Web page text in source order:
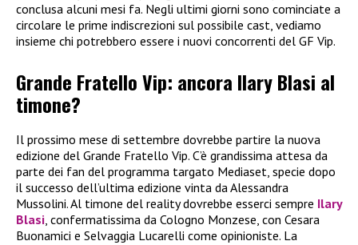
conclusa alcuni mesi fa. Negli ultimi giorni sono cominciate a
circolare le prime indiscrezioni sul possibile cast, vediamo
insieme chi potrebbero essere i nuovi concorrenti del GF Vip.
Grande Fratello Vip: ancora Ilary Blasi al
timone?
Il prossimo mese di settembre dovrebbe partire la nuova
edizione del Grande Fratello Vip. C’è grandissima attesa da
parte dei fan del programma targato Mediaset, specie dopo
il successo dell’ultima edizione vinta da Alessandra
Mussolini. Al timone del reality dovrebbe esserci sempre Ilary
Blasi , confermatissima da Cologno Monzese, con Cesara
Buonamici e Selvaggia Lucarelli come opinioniste. La